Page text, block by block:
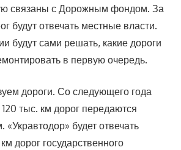
связаны с Дорожным фондом. За
будут отвечать местные власти.
будут сами решать, какие дороги
в первую очередь.
дороги. Со следующего года
тыс. км дорог передаются
будет отвечать
дорог государственного